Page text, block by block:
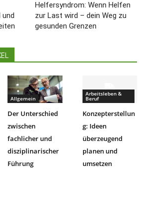
Helfersyndrom: Wenn Helfen
zur Last wird – dein Weg zu
gesunden Grenzen
Allgemein
Der Unterschied
zwischen
fachlicher und
disziplinarischer
Führung
Arbeitsleben &
Beruf
Konzepterstellun
g: Ideen
überzeugend
planen und
umsetzen